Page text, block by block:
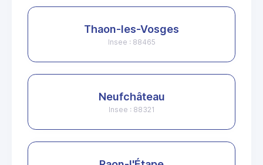
Thaon-les-Vosges
Insee : 88465
Neufchâteau
Insee : 88321